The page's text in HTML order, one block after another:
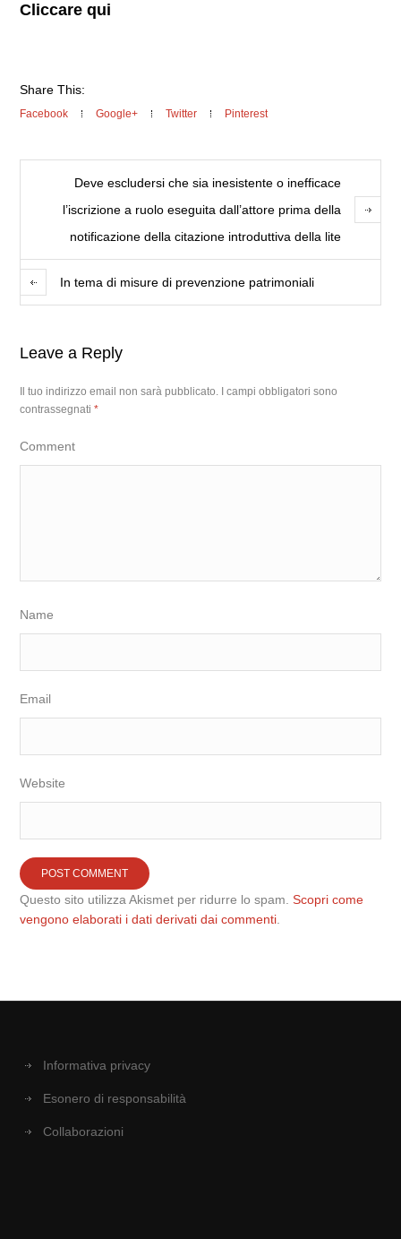
Cliccare qui
Share This:
Facebook Google+ Twitter Pinterest
Deve escludersi che sia inesistente o inefficace
l’iscrizione a ruolo eseguita dall’attore prima della
notificazione della citazione introduttiva della lite
In tema di misure di prevenzione patrimoniali
Leave a Reply
Il tuo indirizzo email non sarà pubblicato.
I campi obbligatori sono
contrassegnati*
Comment
Name
Email
Website
Questo sito utilizza Akismet per ridurre lo spam.Scopri come
vengono elaborati i dati derivati dai commenti
Informativa privacy
Esonero di responsabilità
Collaborazioni